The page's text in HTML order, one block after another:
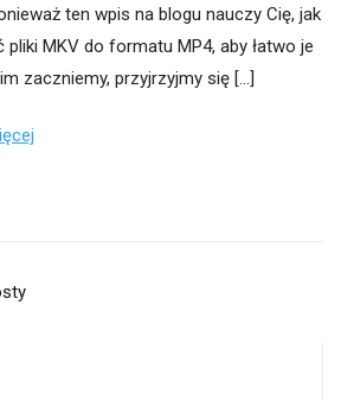
ten wpis na blogu nauczy Cię, jak
MKV do formatu MP4, aby łatwo je
zaczniemy, przyjrzyjmy się […]